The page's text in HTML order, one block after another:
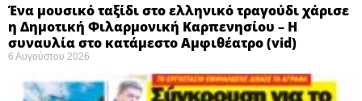
Ένα μουσικό ταξίδι στο ελληνικό τραγούδι χάρισε
η Δημοτική Φιλαρμονική Καρπενησίου – Η
συναυλία στο κατάμεστο Αμφιθέατρο (vid)
6 Αυγούστου 2026